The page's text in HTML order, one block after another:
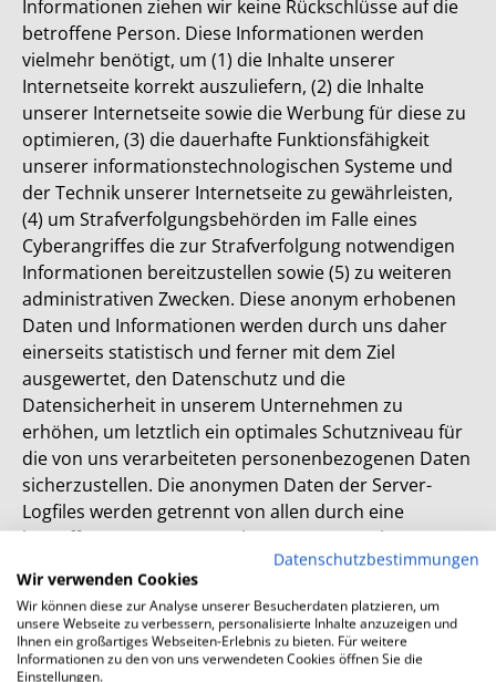
Datenschutzbestimmungen
Wir verwenden Cookies
Wir können diese zur Analyse unserer Besucherdaten platzieren, um
unsere Webseite zu verbessern, personalisierte Inhalte anzuzeigen und
Ihnen ein großartiges Webseiten-Erlebnis zu bieten. Für weitere
Informationen zu den von uns verwendeten Cookies öffnen Sie die
Einstellungen.
Informationen ziehen wir keine Rückschlüsse auf die
betroffene Person. Diese Informationen werden
vielmehr benötigt, um (1) die Inhalte unserer
Internetseite korrekt auszuliefern, (2) die Inhalte
unserer Internetseite sowie die Werbung für diese zu
optimieren, (3) die dauerhafte Funktionsfähigkeit
unserer informationstechnologischen Systeme und
der Technik unserer Internetseite zu gewährleisten,
(4) um Strafverfolgungsbehörden im Falle eines
Cyberangriffes die zur Strafverfolgung notwendigen
Informationen bereitzustellen sowie (5) zu weiteren
administrativen Zwecken. Diese anonym erhobenen
Daten und Informationen werden durch uns daher
einerseits statistisch und ferner mit dem Ziel
ausgewertet, den Datenschutz und die
Datensicherheit in unserem Unternehmen zu
erhöhen, um letztlich ein optimales Schutzniveau für
die von uns verarbeiteten personenbezogenen Daten
sicherzustellen. Die anonymen Daten der Server-
Logfiles werden getrennt von allen durch eine
betroffene Person angegebenen personenbezogenen
Die Rechtsgrundlage für die Datenverarbeitung ist
Art. 6 Abs. 1 S. 1 lit. f DSGVO. Unser berechtigtes